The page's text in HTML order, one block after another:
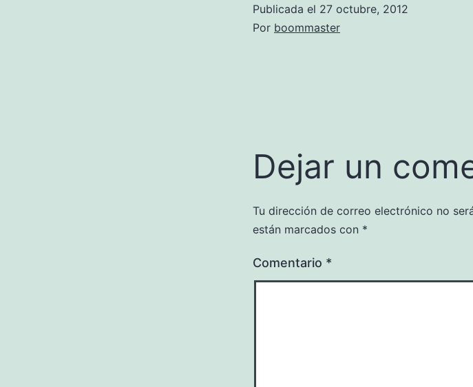
Publicada el 27 octubre, 2012
Por boommaster
Dejar un
Tu dirección de correo electrónico no
están marcados con *
Comentario *